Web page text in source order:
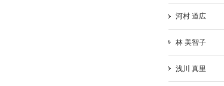
河村 道広
林 美智子
浅川 真里